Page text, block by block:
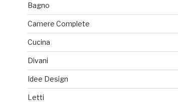
Bagno
Camere Complete
Cucina
Divani
Idee Design
Letti